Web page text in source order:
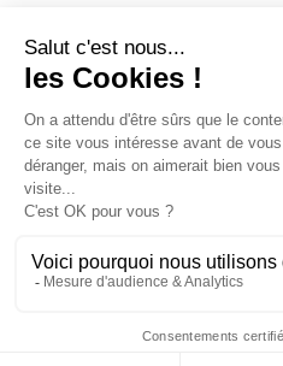
À propos
Nous rejoindre
RSE
Contact
© 2026 Hubvisory
Politiques de confidentialité